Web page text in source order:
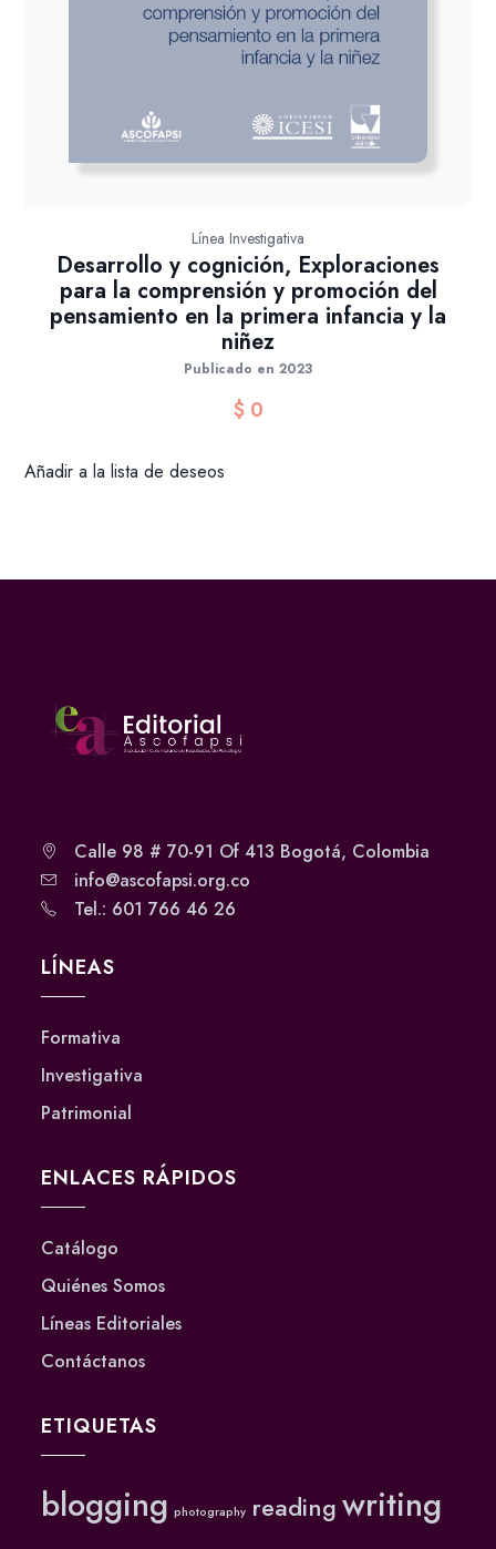
Línea Investigativa
Desarrollo y cognición, Exploraciones
para la comprensión y promoción del
pensamiento en la primera infancia y la
niñez
Publicado en 2023
$0
Añadir a la lista de deseos
Calle 98 # 70-91 Of 413 Bogotá, Colombia
info@ascofapsi.org.co
Tel.: 601 766 46 26
LÍNEAS
Formativa
Investigativa
Patrimonial
ENLACES RÁPIDOS
Catálogo
Quiénes Somos
Líneas Editoriales
Contáctanos
ETIQUETAS
blogging photography reading writing